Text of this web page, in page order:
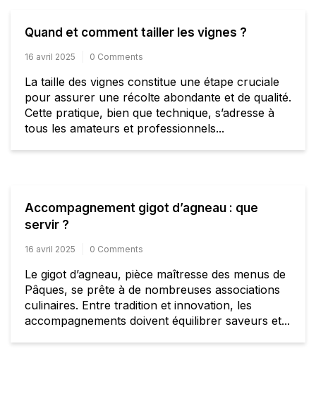
Quand et comment tailler les vignes ?
16 avril 2025 0 Comments
La taille des vignes constitue une étape cruciale
pour assurer une récolte abondante et de qualité.
Cette pratique, bien que technique, s’adresse à
tous les amateurs et professionnels...
Accompagnement gigot d’agneau : que
servir ?
16 avril 2025 0 Comments
Le gigot d’agneau, pièce maîtresse des menus de
Pâques, se prête à de nombreuses associations
culinaires. Entre tradition et innovation, les
accompagnements doivent équilibrer saveurs et...